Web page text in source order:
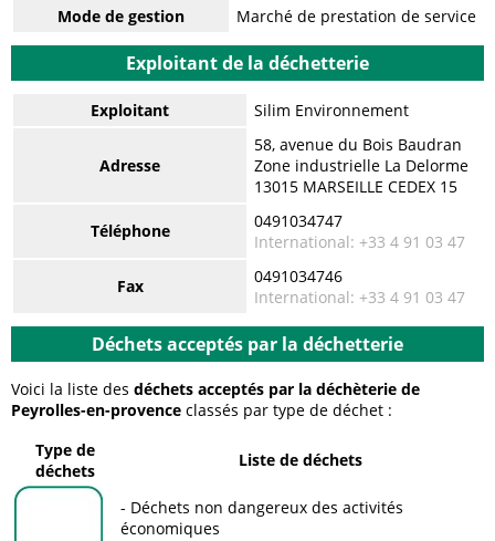
Mode de gestion
Marché de prestation de service
Exploitant de la déchetterie
Exploitant Silim Environnement
Adresse
58, avenue du Bois Baudran
Zone industrielle La Delorme
13015 MARSEILLE CEDEX 15
Téléphone
0491034747
International: +33 4 91 03 47
Fax
0491034746
International: +33 4 91 03 47
Déchets acceptés par la déchetterie
Voici la liste des déchets acceptés par la déchèterie de
Peyrolles-en-provence classés par type de déchet :
Type de
déchets
Liste de déchets
Déchets non dangereux des activités
économiques